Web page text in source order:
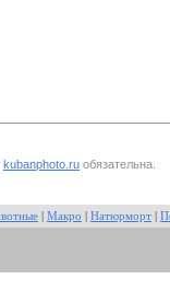
kubanphoto.ru обязательна.
Макро Натюрморт